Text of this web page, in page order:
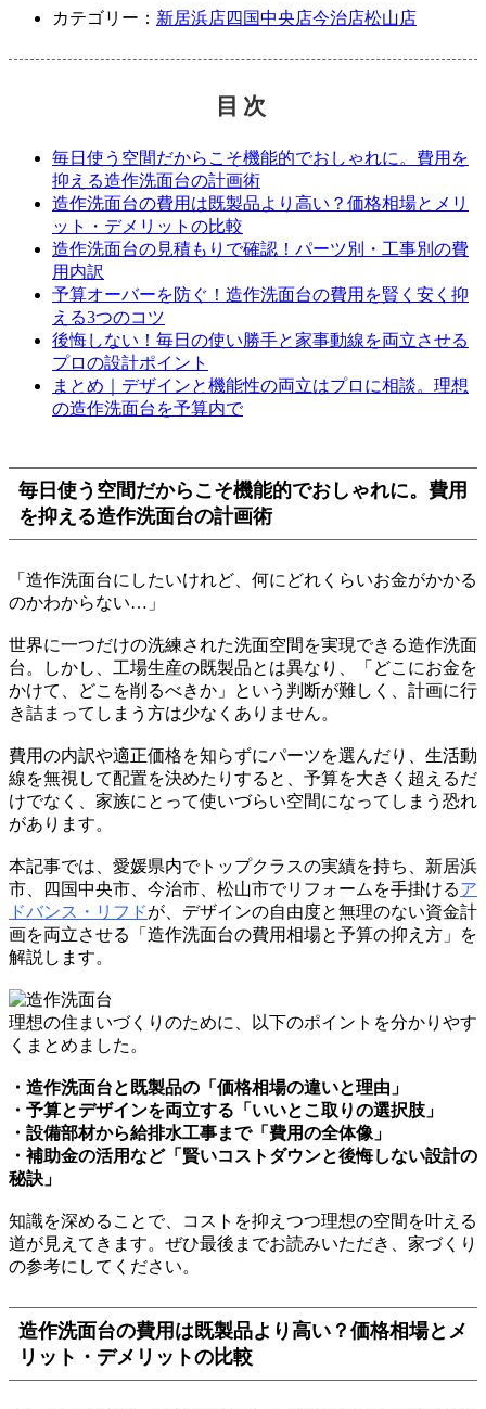
カテゴリー： 新居浜店四国中央店今治店松山店
目次
毎日使う空間だからこそ機能的でおしゃれに。費用を
抑える造作洗面台の計画術
造作洗面台の費用は既製品より高い？価格相場とメリ
ット・デメリットの比較
造作洗面台の見積もりで確認！パーツ別・工事別の費
用内訳
予算オーバーを防ぐ！造作洗面台の費用を賢く安く抑
える3つのコツ
後悔しない！毎日の使い勝手と家事動線を両立させる
プロの設計ポイント
まとめ｜デザインと機能性の両立はプロに相談。理想
の造作洗面台を予算内で
毎日使う空間だからこそ機能的でおしゃれに。費用
を抑える造作洗面台の計画術
「造作洗面台にしたいけれど、何にどれくらいお金がかかる
のかわからない…」
世界に一つだけの洗練された洗面空間を実現できる造作洗面
台。しかし、工場生産の既製品とは異なり、「どこにお金を
かけて、どこを削るべきか」という判断が難しく、計画に行
き詰まってしまう方は少なくありません。
費用の内訳や適正価格を知らずにパーツを選んだり、生活動
線を無視して配置を決めたりすると、予算を大きく超えるだ
けでなく、家族にとって使いづらい空間になってしまう恐れ
があります。
本記事では、愛媛県内でトップクラスの実績を持ち、新居浜
市、四国中央市、今治市、松山市でリフォームを手掛けるア
ドバンス・リフドが、デザインの自由度と無理のない資金計
画を両立させる「造作洗面台の費用相場と予算の抑え方」を
解説します。
理想の住まいづくりのために、以下のポイントを分かりやす
くまとめました。
・造作洗面台と既製品の「価格相場の違いと理由」
・予算とデザインを両立する「いいとこ取りの選択肢」
・設備部材から給排水工事まで「費用の全体像」
・補助金の活用など「賢いコストダウンと後悔しない設計の
秘訣」
知識を深めることで、コストを抑えつつ理想の空間を叶える
道が見えてきます。ぜひ最後までお読みいただき、家づくり
の参考にしてください。
造作洗面台の費用は既製品より高い？価格相場とメ
リット・デメリットの比較